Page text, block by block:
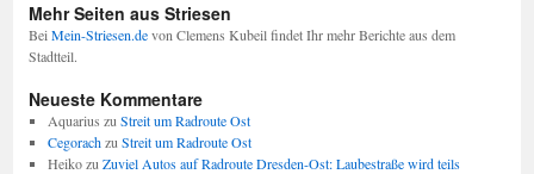
Mehr Seiten aus Striesen
Bei Mein-Striesen.devon Clemens Kubeil findet Ihr mehr Berichte aus dem
Stadtteil.
Neueste Kommentare
Aquarius zu Streit um Radroute Ost
Cegorachzu Streit um Radroute Ost
Heikozu Zuviel Autos auf Radroute Dresden-Ost: Laubestraße wird teils